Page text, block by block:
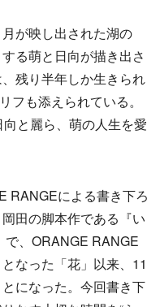
が映し出された湖の
る萌と日向が描き出さ
残り半年しか生きられ
も添えられている。
と麗ら、萌の人生を愛
RANGEによる書き下ろ
田の脚本作である『い
で、ORANGE RANGE
なった「花」以来、11
になった。今回書き下